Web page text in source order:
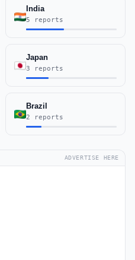
India
5 reports
Japan
3 reports
Brazil
2 reports
ADVERTISE HERE